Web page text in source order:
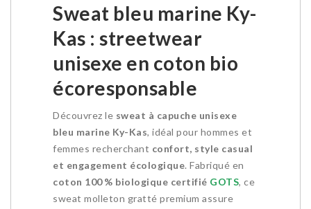
Sweat bleu marine Ky-
Kas : streetwear
unisexe en coton bio
écoresponsable
Découvrez le sweat à capuche unisexe
bleu marine Ky-Kas, idéal pour hommes et
femmes recherchant confort, style casual
et engagement écologique. Fabriqué en
coton 100 % biologique certifié GOTS, ce
sweat molleton gratté premium assure